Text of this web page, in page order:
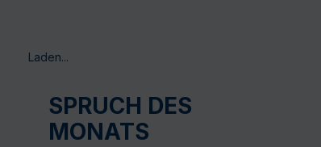
Laden...
SPRUCH DES
MONATS